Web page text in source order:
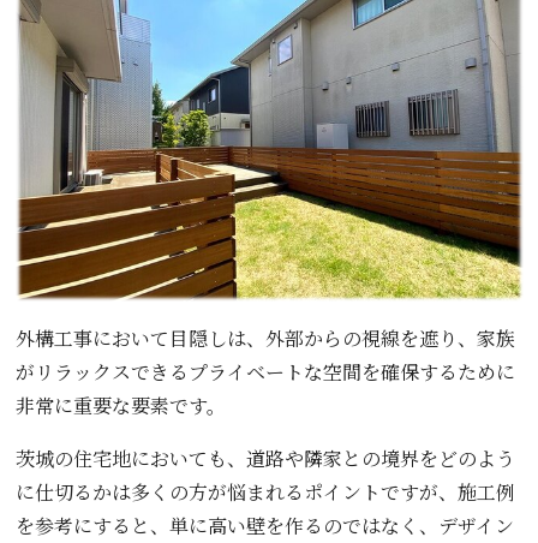
外構工事において目隠しは、外部からの視線を遮り、家族
がリラックスできるプライベートな空間を確保するために
非常に重要な要素です。
茨城の住宅地においても、道路や隣家との境界をどのよう
に仕切るかは多くの方が悩まれるポイントですが、施工例
を参考にすると、単に高い壁を作るのではなく、デザイン